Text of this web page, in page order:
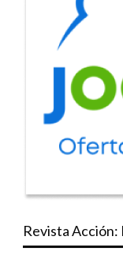
Revista Acción: